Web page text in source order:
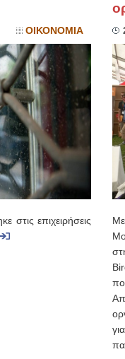
ΟΙΚΟΝΟΜΙΑ
στις επιχειρήσεις